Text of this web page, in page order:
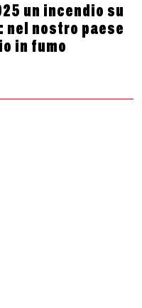
un incendio su
nostro paese
in fumo